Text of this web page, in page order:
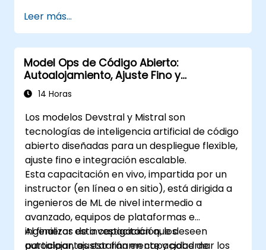
Leer más...
Model Ops de Código Abierto:
Autoalojamiento, Ajuste Fino y
Gobernanza con los Modelos Devstral y
Mistral
14 Horas
Los modelos Devstral y Mistral son
tecnologías de inteligencia artificial de código
abierto diseñadas para un despliegue flexible,
ajuste fino e integración escalable.
Esta capacitación en vivo, impartida por un
instructor (en línea o en sitio), está dirigida a
ingenieros de ML de nivel intermedio a
avanzado, equipos de plataformas e
ingenieros de investigación que deseen
autoalojar, ajustar finamente y gobernar los
Al finalizar esta capacitación, los
participantes estarán en capacidad de: